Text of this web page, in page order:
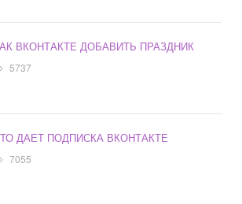
ВКОНТАКТЕ ДОБАВИТЬ ПРАЗДНИК
5737
ДАЕТ ПОДПИСКА ВКОНТАКТЕ
7055